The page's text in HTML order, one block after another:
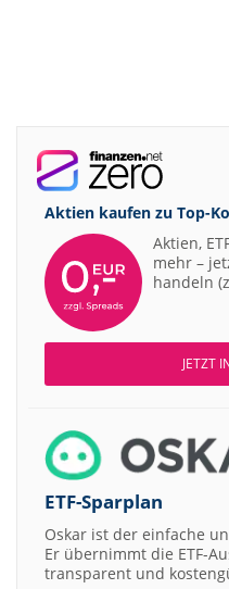
Aktien kaufen zu Top-
Aktien,
mehr –
handeln
JETZT
ETF-Sparplan
Oskar ist der einfache
Er übernimmt die ETF-
transparent und